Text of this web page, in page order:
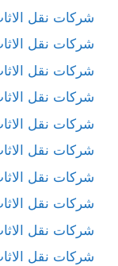
شركات نقل
شركات نقل
شركات نقل
شركات نقل
شركات نقل
شركات نقل
شركات نقل
شركات نقل
شركات نقل
شركات نقل